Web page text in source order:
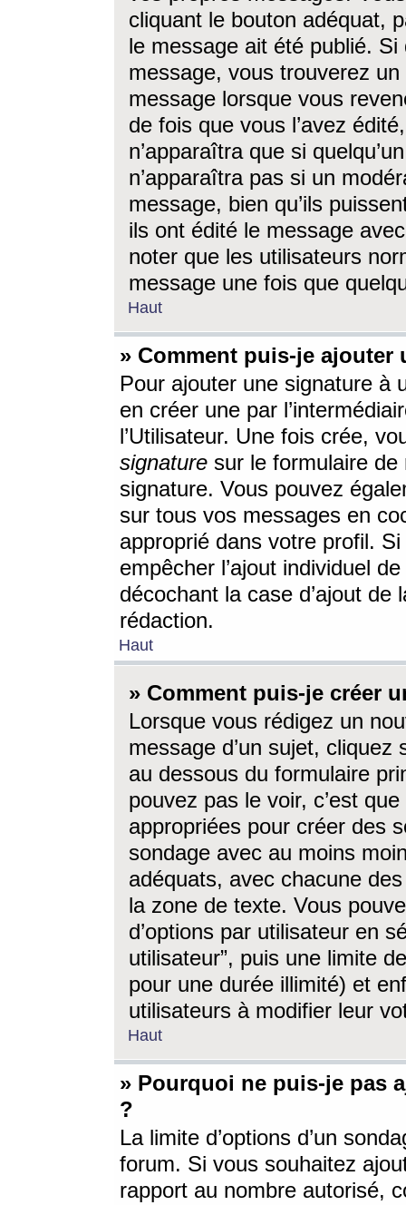
cliquant le bouton adéquat,
le message ait été publié. Si
message, vous trouverez
message lorsque vous
de fois que vous l’avez
n’apparaîtra que si
n’apparaîtra pas si un
message, bien qu’ils
ils ont édité le message
noter que les utilisateurs
message une fois que
Haut
» Comment puis-je ajouter
Pour ajouter une signature à
en créer une par
l’Utilisateur. Une fois crée,
signature sur le formulaire de
signature. Vous pouvez
sur tous vos messages en
approprié dans votre profil.
empêcher l’ajout individuel
décochant la case d’ajout
rédaction.
Haut
» Comment puis-je créer
Lorsque vous rédigez un
message d’un sujet, cliquez
au dessous du formulaire
pouvez pas le voir, c’est
appropriées pour créer des
sondage avec au moins
adéquats, avec chacune
la zone de texte. Vous
d’options par utilisateur en
utilisateur”, puis une limite
pour une durée illimité) et
utilisateurs à modifier leur
Haut
» Pourquoi ne puis-je pas
?
La limite d’options d’un
forum. Si vous souhaitez
rapport au nombre autorisé,